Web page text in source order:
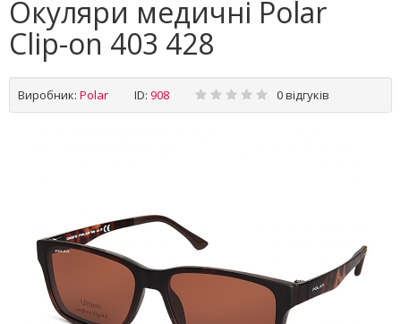
Окуляри медичні Polar
Clip-on 403 428
Виробник: Polar ID: 908 0 відгуків